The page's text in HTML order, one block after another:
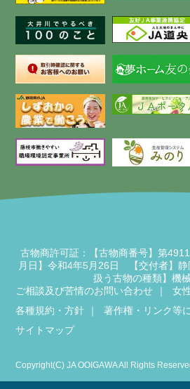
古物商許可証：【古物商番号】第
月日】令和4年5月26日 【交付者】
扱う古物の種類】機
ご相談及び苦情のお問い合わせ
女
各種規約・方針
著作権・リンク等
サイトマップ
Copyright(C) JA OOIGAWA All Rights